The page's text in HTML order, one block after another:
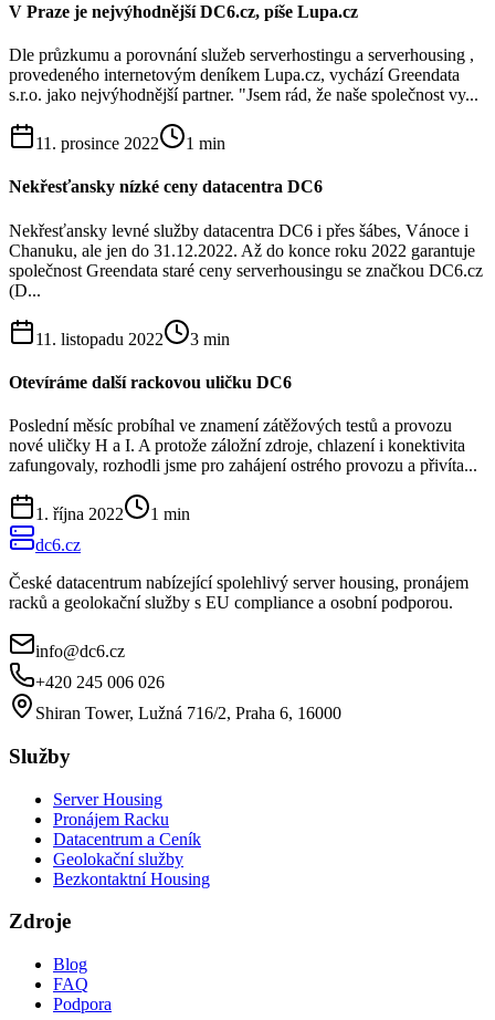
V Praze je nejvýhodnější DC6.cz, píše Lupa.cz
Dle průzkumu a porovnání služeb serverhostingu a serverhousing ,
provedeného internetovým deníkem Lupa.cz, vychází Greendata
s.r.o. jako nejvýhodnější partner. "Jsem rád, že naše společnost vy...
11. prosince 2022 1 min
Nekřesťansky nízké ceny datacentra DC6
Nekřesťansky levné služby datacentra DC6 i přes šábes, Vánoce i
Chanuku, ale jen do 31.12.2022. Až do konce roku 2022 garantuje
společnost Greendata staré ceny serverhousingu se značkou DC6.cz
(D...
11. listopadu 2022 3 min
Otevíráme další rackovou uličku DC6
Poslední měsíc probíhal ve znamení zátěžových testů a provozu
nové uličky H a I. A protože záložní zdroje, chlazení i konektivita
zafungovaly, rozhodli jsme pro zahájení ostrého provozu a přivíta...
1. října 2022 1 min
dc6.cz
České datacentrum nabízející spolehlivý server housing, pronájem
racků a geolokační služby s EU compliance a osobní podporou.
info@dc6.cz
+420 245 006 026
Shiran Tower, Lužná 716/2, Praha 6, 16000
Služby
Server Housing
Pronájem Racku
Datacentrum a Ceník
Geolokační služby
Bezkontaktní Housing
Zdroje
Blog
FAQ
Podpora